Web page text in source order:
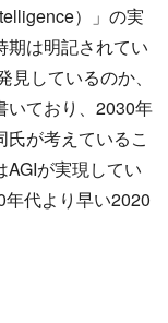
）」の実
期は明記されてい
しているのか、
いており、2030年
が考えているこ
AGIが実現してい
代より早い2020